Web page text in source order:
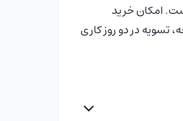
امکان خرید
تسویه در دو روز کاری